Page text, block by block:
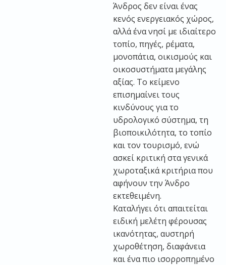
Άνδρος δεν είναι ένας
κενός ενεργειακός χώρος,
αλλά ένα νησί με ιδιαίτερο
τοπίο, πηγές, ρέματα,
μονοπάτια, οικισμούς και
οικοσυστήματα μεγάλης
αξίας. Το κείμενο
επισημαίνει τους
κινδύνους για το
υδρολογικό σύστημα, τη
βιοποικιλότητα, το τοπίο
και τον τουρισμό, ενώ
ασκεί κριτική στα γενικά
χωροταξικά κριτήρια που
αφήνουν την Άνδρο
εκτεθειμένη.
Καταλήγει ότι απαιτείται
ειδική μελέτη φέρουσας
ικανότητας, αυστηρή
χωροθέτηση, διαφάνεια
και ένα πιο ισορροπημένο